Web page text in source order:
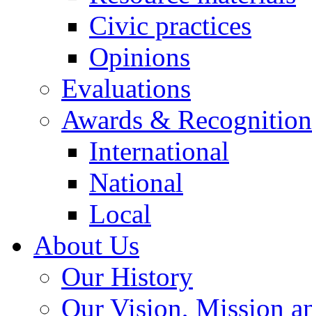
Civic practices
Opinions
Evaluations
Awards &
International
National
Local
About Us
Our History
Our Vision, Mission